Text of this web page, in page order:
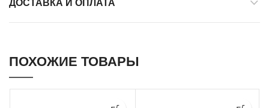
ДОСТАВКА И ОПЛАТА
ПОХОЖИЕ ТОВАРЫ